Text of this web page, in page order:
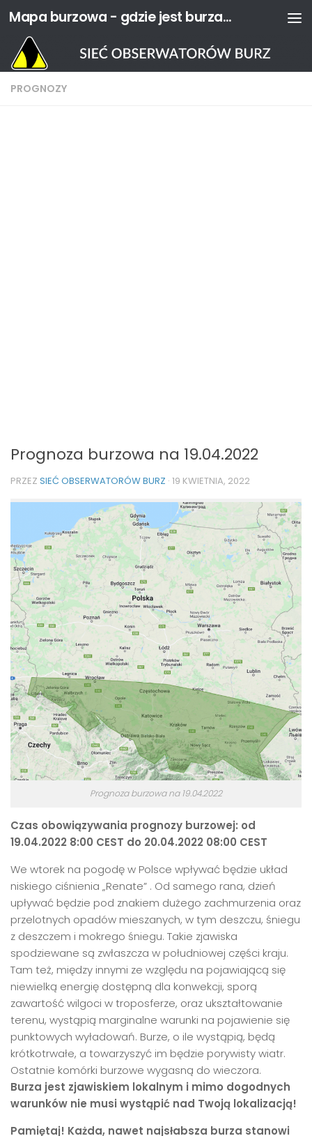
Przejdź do treści Mapa burzowa - gdzie jest burza? | Sieć Obserwatorów Burz
PROGNOZY
Prognoza burzowa na 19.04.2022
PRZEZ SIEĆ OBSERWATORÓW BURZ · 19 KWIETNIA, 2022
Prognoza burzowa na 19.04.2022
Czas obowiązywania prognozy burzowej: od
19.04.2022 8:00 CEST do 20.04.2022 08:00 CEST
We wtorek na pogodę w Polsce wpływać będzie układ
niskiego ciśnienia „Renate” . Od samego rana, dzień
upływać będzie pod znakiem dużego zachmurzenia oraz
przelotnych opadów mieszanych, w tym deszczu, śniegu
z deszczem i mokrego śniegu. Takie zjawiska
spodziewane są zwłaszcza w południowej części kraju.
Tam też, między innymi ze względu na pojawiającą się
niewielką energię dostępną dla konwekcji, sporą
zawartość wilgoci w troposferze, oraz ukształtowanie
terenu, wystąpią marginalne warunki na pojawienie się
punktowych wyładowań. Burze, o ile wystąpią, będą
krótkotrwałe, a towarzyszyć im będzie porywisty wiatr.
Ostatnie komórki burzowe wygasną do wieczora.
Burza jest zjawiskiem lokalnym i mimo dogodnych
warunków nie musi wystąpić nad Twoją lokalizacją!
Pamiętaj! Każda, nawet najsłabsza burza stanowi